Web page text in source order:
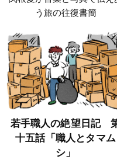
う旅の往復書簡
若手職人の絶望日記
十五話「職人とタマム
シ」